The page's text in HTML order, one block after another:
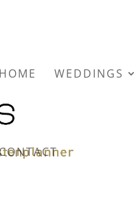
HOME WEDDINGS